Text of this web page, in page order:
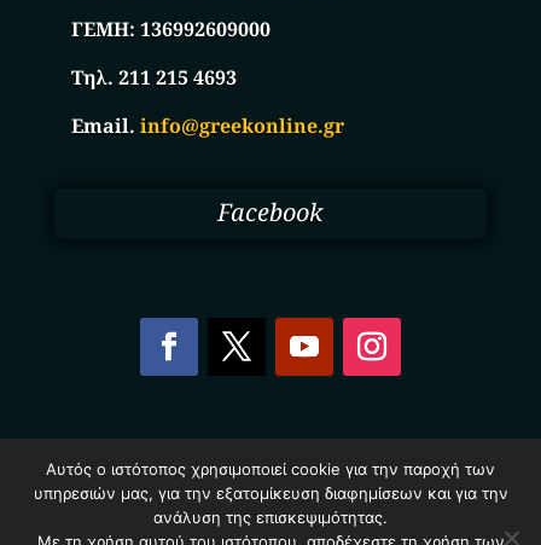
ΓΕΜΗ:136992609000
Τηλ. 211 215 4693
Email.info@greekonline.gr
Facebook
Επιχειρήσεων Ελλάδας – Greekonline.gr. All Rights
Reserved.
Όροι & Προυποθέσεις–Προστασία Προσωπικών
Αυτός ο ιστότοπος χρησιμοποιεί cookie για την παροχή των
υπηρεσιών μας, για την εξατομίκευση διαφημίσεων και για την
ανάλυση της επισκεψιμότητας.